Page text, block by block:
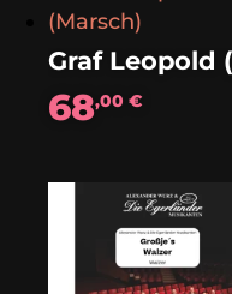
68,00€